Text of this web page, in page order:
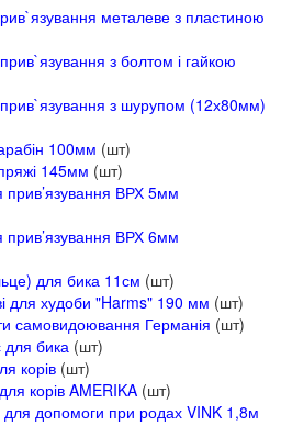
металеве з пластиною
з болтом і гайкою
з шурупом (12х80мм)
100мм (шт)
145мм (шт)
ВРХ 5мм
ВРХ 6мм
для бика 11см (шт)
для худоби "Harms" 190 мм (шт)
самовидоювання Германія (шт)
для бика (шт)
корів (шт)
корів AMERIKA (шт)
для допомоги при родах VINK 1,8м